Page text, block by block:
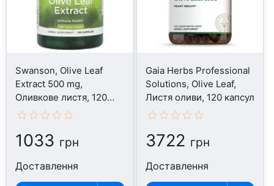
Swanson, Olive Leaf
Extract 500 mg,
Оливкове листя, 120
капсул
1033 грн
Доставлення
Gaia Herbs Professional
Solutions, Olive Leaf,
Листя оливи, 120 капсул
3722 грн
Доставлення